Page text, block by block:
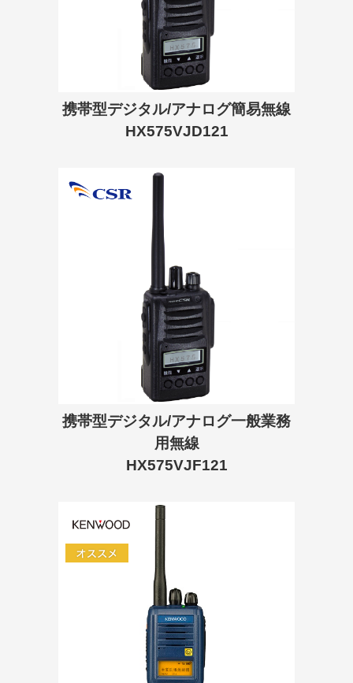
携帯型デジタル/アナログ簡易無線
HX575VJD121
携帯型デジタル/アナログ一般業務
用無線
HX575VJF121